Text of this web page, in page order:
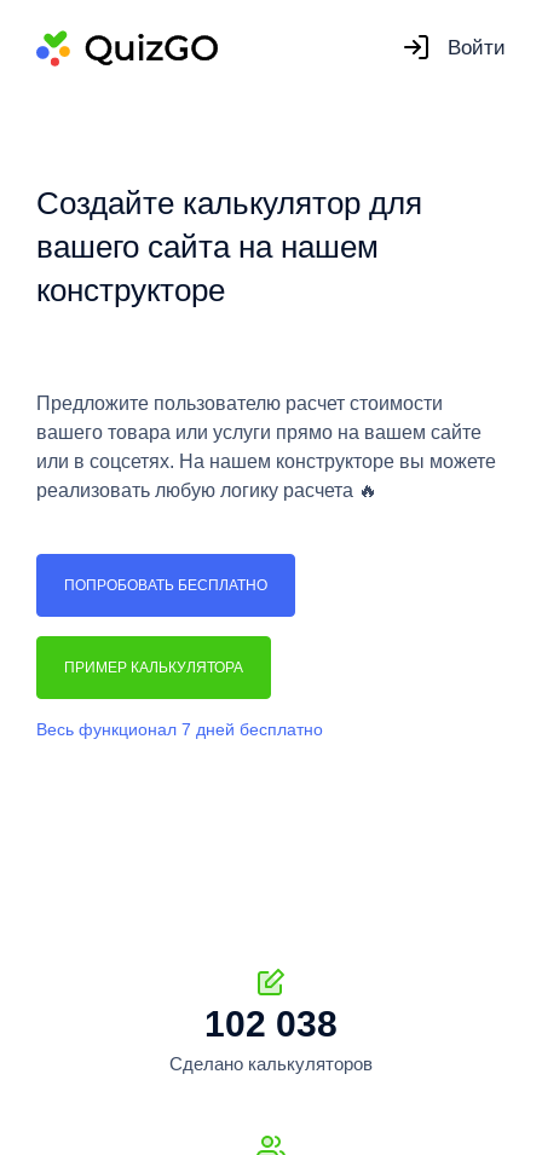
Войти
Создайте калькулятор для
вашего сайта на нашем
конструкторе
Предложите пользователю расчет стоимости
вашего товара или услуги прямо на вашем сайте
или в соцсетях. На нашем конструкторе вы можете
реализовать любую логику расчета 🔥
ПОПРОБОВАТЬ БЕСПЛАТНО
ПРИМЕР КАЛЬКУЛЯТОРА
Весь функционал 7 дней бесплатно
102 038
Сделано калькуляторов